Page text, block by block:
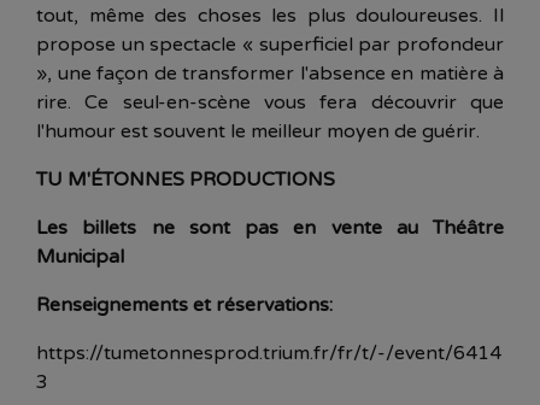
tout, même des choses les plus douloureuses. Il
propose un spectacle « superficiel par profondeur
», une façon de transformer l'absence en matière à
rire. Ce seul-en-scène vous fera découvrir que
l'humour est souvent le meilleur moyen de guérir.
TU M'ÉTONNES PRODUCTIONS
Les billets ne sont pas en vente au Théâtre
Municipal
Renseignements et réservations:
https://tumetonnesprod.trium.fr/fr/t/-/event/6414
3